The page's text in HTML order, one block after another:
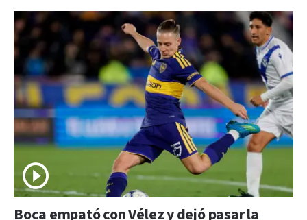
Boca empató con Vélez y dejó pasar la